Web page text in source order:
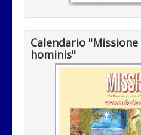
Calendario
hominis"